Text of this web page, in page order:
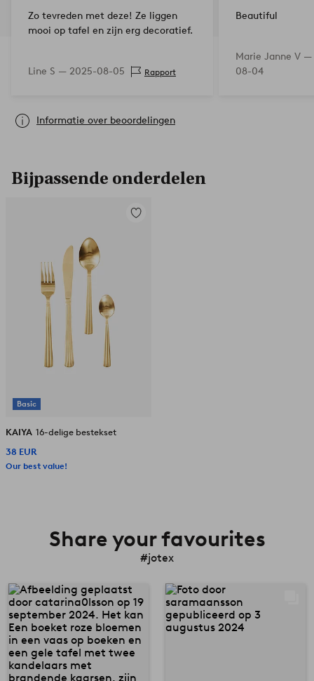
Zo tevreden met deze! Ze liggen
mooi op tafel en zijn erg decoratief.
Line S — 2025-08-05 Rapport
Beautiful
Marie Janne V —
08-04
Informatie over beoordelingen
Bijpassende onderdelen
Basic
Toevoegen
KAIYA 16-delige bestekset
38 EUR
Our best value!
Share your favourites
#jotex